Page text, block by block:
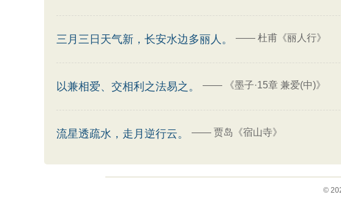
三月三日天气新，长安水边多丽人。 —— 杜甫《丽人行》
以兼相爱、交相利之法易之。 —— 《墨子·15章 兼爱(中)》
流星透疏水，走月逆行云。 —— 贾岛《宿山寺》
©